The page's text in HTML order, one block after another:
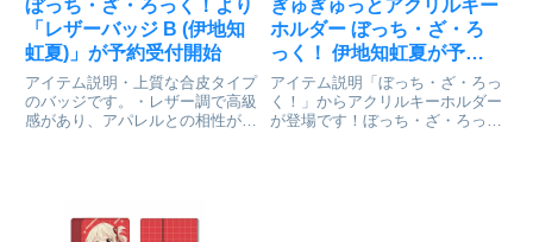
ぼっち・ざ・ろっく！より
「レザーバッジ B (伊地知
虹夏)」が予約受付開始
アイテム説明・上質な合皮タイプ
のバッジです。・レザー調で高級
感があり、アパレルとの相性が良
き／芳文社・アニプレックス...
ぎゅぎゅっとアクリルキー
ホルダー ぼっち・ざ・ろ
っく！ 伊地知虹夏が予約
受付開始
アイテム説明「ぼっち・ざ・ろっ
く！」からアクリルキーホルダー
が登場です！ぼっち・ざ・ろっ